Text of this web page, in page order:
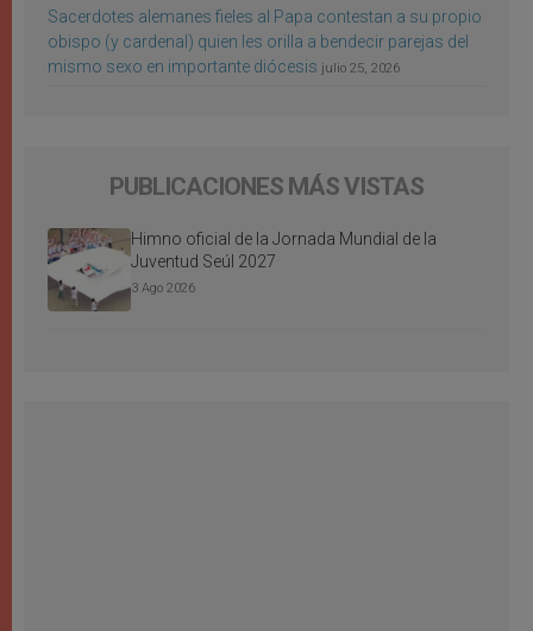
Sacerdotes alemanes fieles al Papa contestan a su propio
obispo (y cardenal) quien les orilla a bendecir parejas del
mismo sexo en importante diócesis julio 25, 2026
PUBLICACIONES MÁS VISTAS
Himno oficial de la Jornada Mundial de la
Juventud Seúl 2027
3 Ago 2026